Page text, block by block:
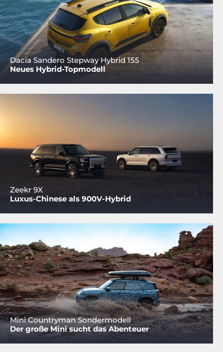
Dacia Sandero Stepway Hybrid 155
Neues Hybrid-Topmodell
Zeekr 9X
Luxus-Chinese als 900V-Hybrid
Mini Countryman Sondermodell
Der große Mini sucht das Abenteuer